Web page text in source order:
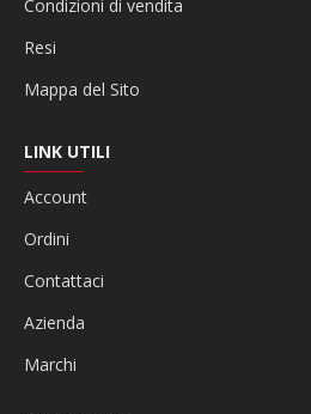
Condizioni di vendita
Resi
Mappa del Sito
LINK UTILI
Account
Ordini
Contattaci
Azienda
Marchi